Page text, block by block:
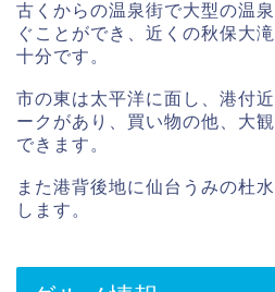
古くからの温泉街で大型の温
ぐことができ、近くの秋保大
十分です。
市の東は太平洋に面し、港付
ークがあり、買い物の他、大
できます。
また港背後地に仙台うみの杜
します。